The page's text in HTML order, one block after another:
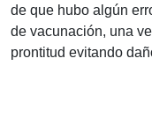
de que hubo algún
de vacunación, una
prontitud evitando